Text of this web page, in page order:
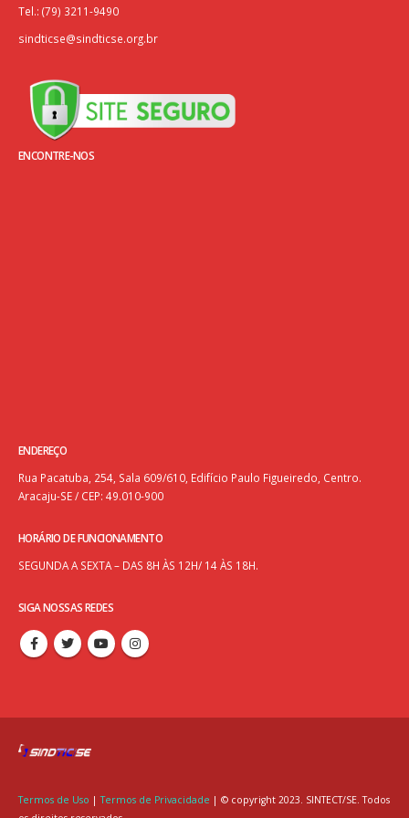
Tel.: (79) 3211-9490
sindticse@sindticse.org.br
ENCONTRE-NOS
ENDEREÇO
Rua Pacatuba, 254, Sala 609/610, Edifício Paulo Figueiredo, Centro.
Aracaju-SE / CEP: 49.010-900
HORÁRIO DE FUNCIONAMENTO
SEGUNDA A SEXTA – DAS 8H ÀS 12H/ 14 ÀS 18H.
SIGA NOSSAS REDES
Termos de Uso |Termos de Privacidade | © copyright 2023. SINTECT/SE. Todos